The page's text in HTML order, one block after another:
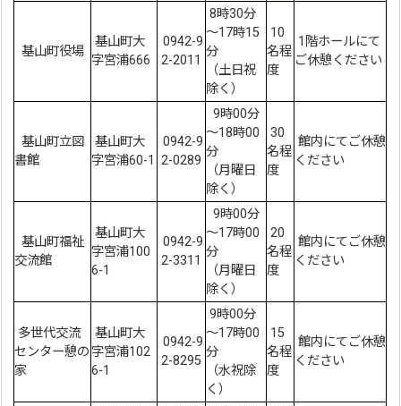
基山町役場
基山町大
字宮浦666
0942-9
2-2011
8時30分
～17時15
分
（土日祝
除く）
10
名程
度
1階ホールにて
ご休憩ください
基山町立図
書館
基山町大
字宮浦60-1
0942-9
2-0289
9時00分
～18時00
分
（月曜日
除く）
30
名程
度
館内にてご休憩
ください
基山町福祉
交流館
基山町大
字宮浦100
6-1
0942-9
2-3311
9時00分
～17時00
分
（月曜日
除く）
20
名程
度
館内にてご休憩
ください
多世代交流
センター憩の
家
基山町大
字宮浦102
6-1
0942-9
2-8295
9時00分
～17時00
分
（水祝除
く）
15
名程
度
館内にてご休憩
ください